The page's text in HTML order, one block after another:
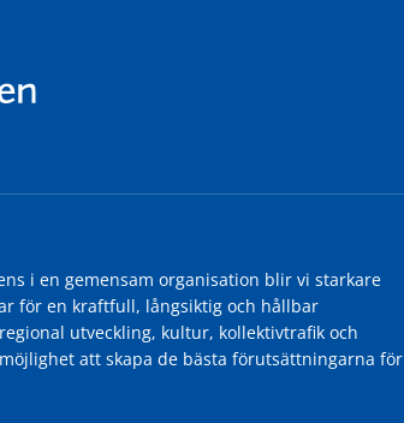
i en gemensam organisation blir vi starkare
för en kraftfull, långsiktig och hållbar
utveckling, kultur, kollektivtrafik och
att skapa de bästa förutsättningarna för